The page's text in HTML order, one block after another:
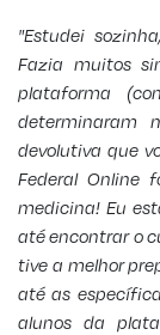
"Estudei
Fazia muitos
plataforma
determinaram
devolutiva que
Federal Online
medicina! Eu
até encontrar o
tive a melhor
até as
alunos da